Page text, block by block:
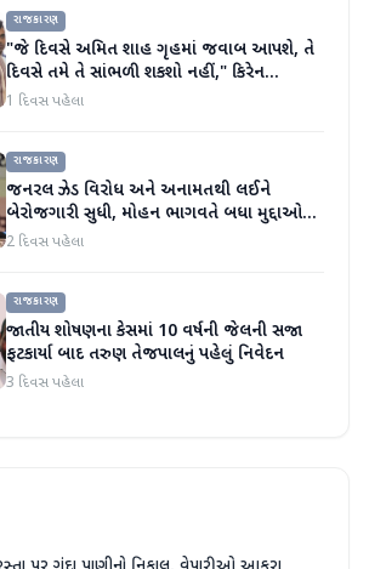
રાજકારણ
"જે દિવસે અમિત શાહ ગૃહમાં જવાબ આપશે, તે
દિવસે તમે તે સાંભળી શકશો નહીં," કિરેન
રિજિજુએ વિપક્ષી પાર્ટીઓ પર પ્રહાર કર્યા
1 દિવસ પહેલા
રાજકારણ
જનરલ ઝેડ વિરોધ અને અનામતથી લઈને
બેરોજગારી સુધી, મોહન ભાગવતે બધા મુદ્દાઓ
પર વાત કરી
2 દિવસ પહેલા
રાજકારણ
જાતીય શોષણના કેસમાં 10 વર્ષની જેલની સજા
ફટકાર્યા બાદ તરુણ તેજપાલનું પહેલું નિવેદન
3 દિવસ પહેલા